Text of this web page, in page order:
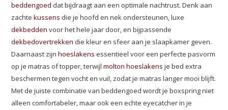
beddengoed dat bijdraagt aan een optimale nachtrust. Denk aan
zachtekussens die je hoofd en nek ondersteunen, luxe
dekbedden voor het hele jaar door, en bijpassende
dekbedovertrekken die kleur en sfeer aan je slaapkamer geven.
Daarnaast zijnhoeslakens essentieel voor een perfecte pasvorm
op je matras of topper, terwijlmolton hoeslakens je bed extra
beschermen tegen vocht en vuil, zodat je matras langer mooi blijft.
Met de juiste combinatie van beddengoed wordt je boxspring niet
alleen comfortabeler, maar ook een echte eyecatcher in je